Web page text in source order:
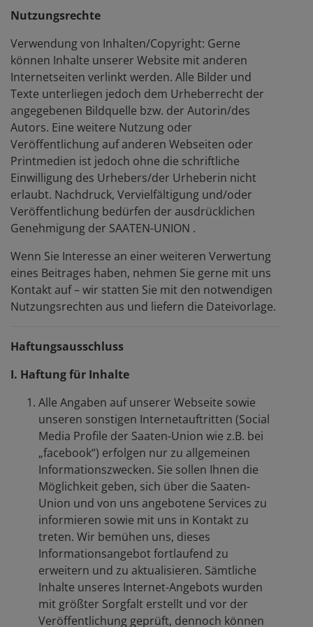
Nutzungsrechte
Verwendung von Inhalten/Copyright: Gerne
können Inhalte unserer Website mit anderen
Internetseiten verlinkt werden. Alle Bilder und
Texte unterliegen jedoch dem Urheberrecht der
angegebenen Bildquelle bzw. der Autorin/des
Autors. Eine weitere Nutzung oder
Veröffentlichung auf anderen Webseiten oder
Printmedien ist jedoch ohne die schriftliche
Einwilligung des Urhebers/der Urheberin nicht
erlaubt. Nachdruck, Vervielfältigung und/oder
Veröffentlichung bedürfen der ausdrücklichen
Genehmigung der SAATEN-UNION .
Wenn Sie Interesse an einer weiteren Verwertung
eines Beitrages haben, nehmen Sie gerne mit uns
Kontakt auf – wir statten Sie mit den notwendigen
Nutzungsrechten aus und liefern die Dateivorlage.
Haftungsausschluss
I. Haftung für Inhalte
Alle Angaben auf unserer Webseite sowie
unseren sonstigen Internetauftritten (Social
Media Profile der Saaten-Union wie z.B. bei
„facebook“) erfolgen nur zu allgemeinen
Informationszwecken. Sie sollen Ihnen die
Möglichkeit geben, sich über die Saaten-
Union und von uns angebotene Services zu
informieren sowie mit uns in Kontakt zu
treten. Wir bemühen uns, dieses
Informationsangebot fortlaufend zu
erweitern und zu aktualisieren. Sämtliche
Inhalte unseres Internet-Angebots wurden
mit größter Sorgfalt erstellt und vor der
Veröffentlichung geprüft, dennoch können